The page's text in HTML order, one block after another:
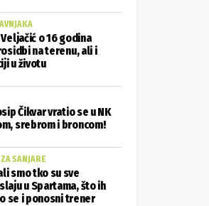
o 16 godina
na terenu, ali i
u životu
Čikvar vratio se u NK
srebrom i broncom!
SANJARE
smo tko su sve
u Spartama, što ih
se i ponosni trener